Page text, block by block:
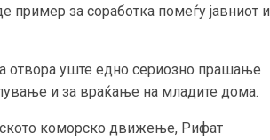
пример за соработка помеѓу јавниот и
отвора уште едно сериозно прашање
и за враќање на младите дома.
коморско движење, Рифат